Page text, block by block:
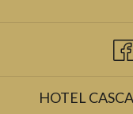
HOTEL